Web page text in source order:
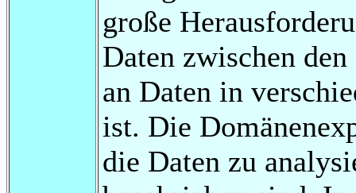
große
Daten zwischen
an Daten in
ist. Die
die Daten zu